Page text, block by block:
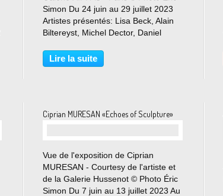
Simon Du 24 juin au 29 juillet 2023
Artistes présentés: Lisa Beck, Alain
Biltereyst, Michel Dector, Daniel
Jean-François Leroy, Kevin
Rouillard, Benjamin Sabatier, Blair
Lire la suite
Ciprian MURESAN «Echoes of Sculpture»
Vue de l'exposition de Ciprian
MURESAN - Courtesy de l'artiste et
de la Galerie Hussenot © Photo Éric
Simon Du 7 juin au 13 juillet 2023 Au